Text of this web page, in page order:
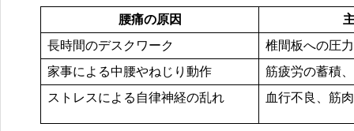
腰痛の原因
長時間のデスクワーク
椎間板への圧
家事による中腰やねじり動作
筋疲労の蓄積
ストレスによる自律神経の乱れ
血行不良、筋